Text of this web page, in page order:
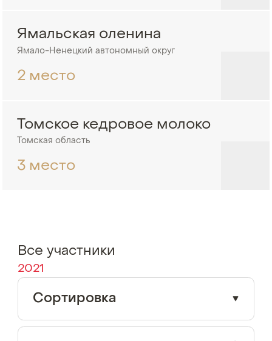
Ямальская оленина
Ямало-Ненецкий автономный округ
2 место
Томское кедровое молоко
Томская область
3 место
Все участники
2021
Сортировка